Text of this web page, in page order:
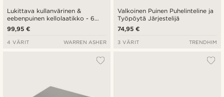
Lukittava kullanvärinen &
eebenpuinen kellolaatikko - 6
kellolle
99,95 €
4 VÄRIT WARREN ASHER
Valkoinen Puinen Puhelinteline ja
Työpöytä Järjestelijä
74,95 €
3 VÄRIT TRENDHIM